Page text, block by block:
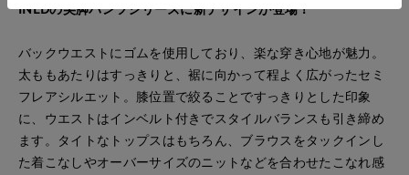
INEDの美脚パンツシリーズに新デザインが登場！
バックウエストにゴムを使用しており、楽な穿き心地が魅力。
太ももあたりはすっきりと、裾に向かって程よく広がったセミ
フレアシルエット。膝位置で絞ることですっきりとした印象
に、ウエストはインベルト付きでスタイルバランスも引き締め
ます。タイトなトップスはもちろん、ブラウスをタックインし
た着こなしやオーバーサイズのニットなどを合わせたこなれ感